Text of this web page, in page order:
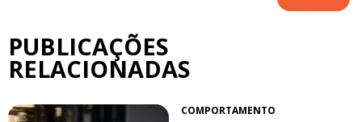
PUBLICAÇÕES
RELACIONADAS
COMPORTAMENTO